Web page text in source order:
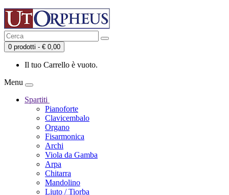
0 prodotti - € 0,00
Il tuo Carrello è vuoto.
Menu
Spartiti
Pianoforte
Clavicembalo
Organo
Fisarmonica
Archi
Viola da Gamba
Arpa
Chitarra
Mandolino
Liuto / Tiorba